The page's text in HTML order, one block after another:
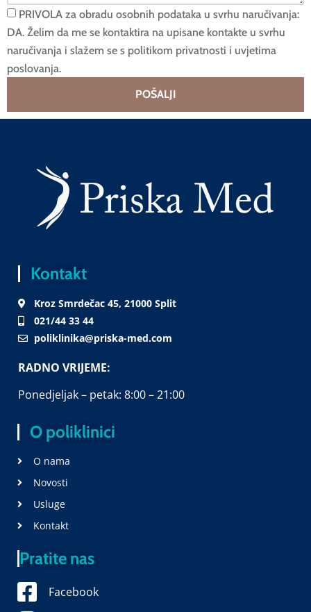
PRIVOLA za obradu osobnih podataka u svrhu naručivanja:
DA. Želim da me se kontaktira na upisane kontakte u svrhu
naručivanja i slažem se s politikom privatnosti i uvjetima
poslovanja.
POŠALJI
Kontakt
Kroz Smrdečac 45, 21000 Split
021/44 33 44
poliklinika@priska-med.com
RADNO VRIJEME:
Ponedjeljak – petak: 8:00 – 21:00
O poliklinici
O nama
Novosti
Usluge
Kontakt
Pratite nas
Facebook